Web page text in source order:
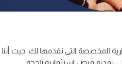
المخصصة التي نقدمها لك. حيث أننا